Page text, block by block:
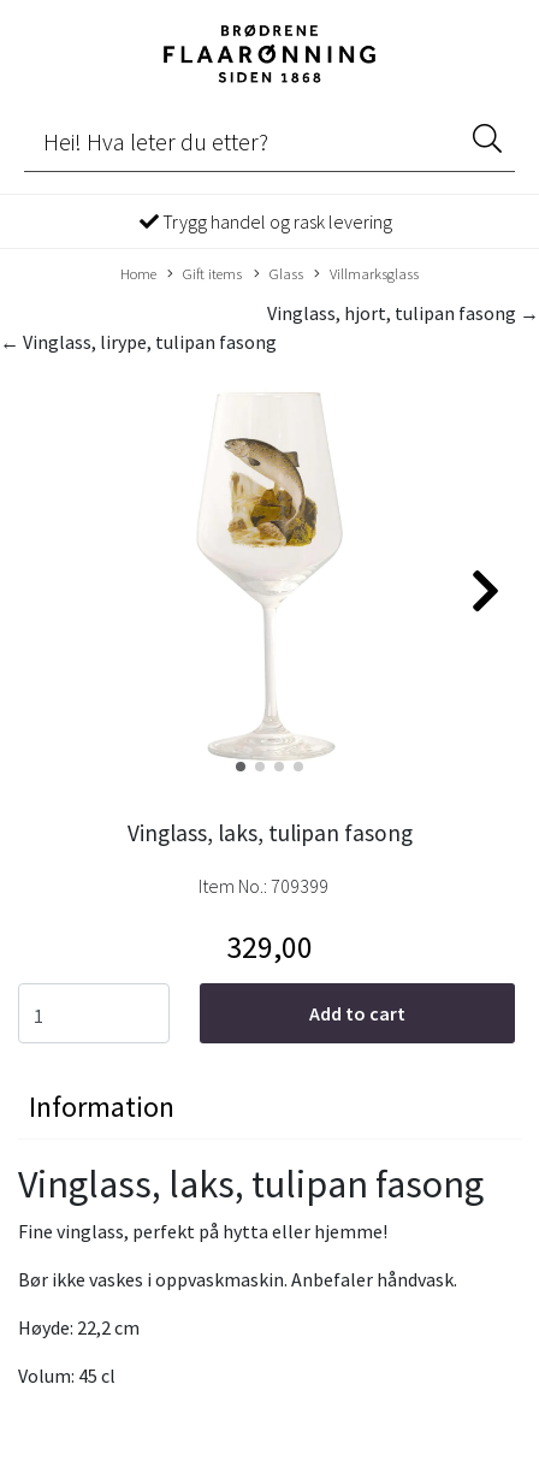
Trygg handel og rask levering
Home Gift items Glass Villmarksglass
Vinglass, hjort, tulipan fasong →
← Vinglass, lirype, tulipan fasong
Vinglass, laks, tulipan fasong
Item No.: 709399
329,00
Add to cart
Information
Vinglass, laks, tulipan fasong
Fine vinglass, perfekt på hytta eller hjemme!
Bør ikke vaskes i oppvaskmaskin. Anbefaler håndvask.
Høyde: 22,2 cm
Volum: 45 cl